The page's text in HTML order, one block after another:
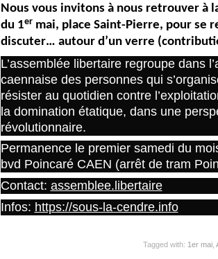
Nous vous invitons à nous retrouver à
du 1ermai, place Saint-Pierre, pour se
discuter… autour d’un verre
L’assemblée libertaire regroupe dans
caennaise des personnes qui
résister au quotidien contre
la domination étatique, dans une
révolutionnaire.
Permanence le premier samedi du
bvd Poincaré CAEN (arrêt de tram
Contact: assemblee.libertaire
Infos: https://sous-la-cendre.info
Tagged with: 1er mai,